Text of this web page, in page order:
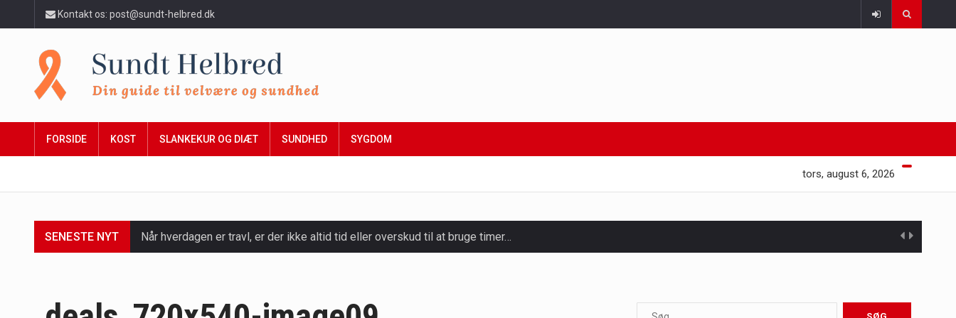
Kontakt os: post@sundt-helbred.dk
FORSIDE KOST SLANKEKUR OG DIÆT SUNDHED SYGDOM
tors, august 6, 2026
SENESTE NYT Når hverdagen er travl, er der ikke altid tid eller overskud til at bruge timer…
Mælkesyrebakterier er små, men utroligt kraftfulde mikroorganismer, der spiller en afgørende rolle i at opretholde…